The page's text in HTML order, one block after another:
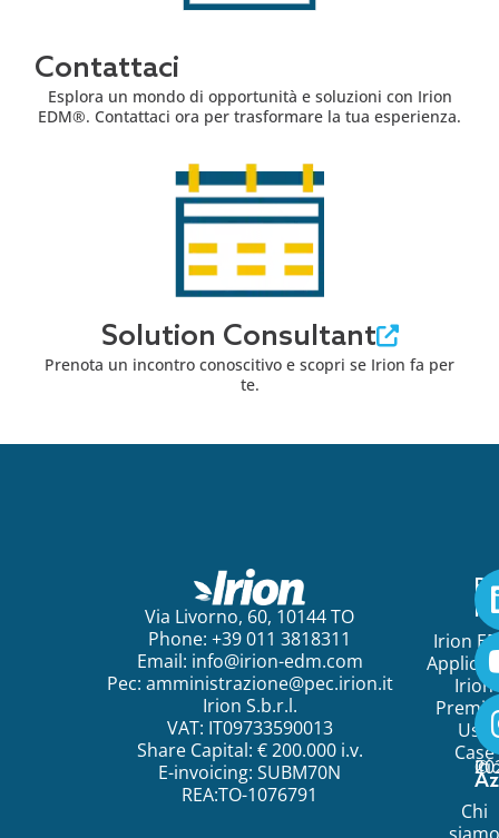
Contattaci
Esplora un mondo di opportunità e soluzioni con Irion
EDM®. Contattaci ora per trasformare la tua esperienza.
Solution Consultant
Prenota un incontro conoscitivo e scopri se Irion fa per
te.
Via Livorno, 60, 10144 TO
Phone: +39 011 3818311
Email: info@irion-edm.com
Pec: amministrazione@pec.irion.it
Irion S.b.r.l.
VAT: IT09733590013
Share Capital: € 200.000 i.v.
E-invoicing: SUBM70N
REA:TO-1076791
Irion
Irion
Use
Case
Chi
©